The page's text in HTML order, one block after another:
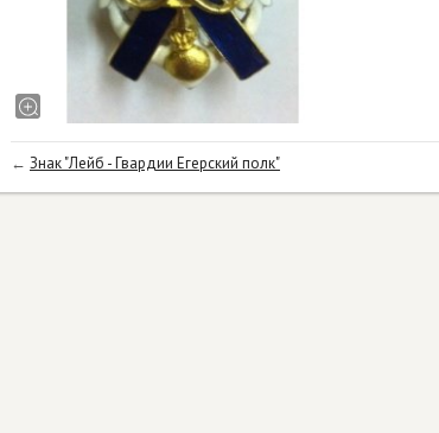
← Знак "Лейб - Гвардии Егерский полк"